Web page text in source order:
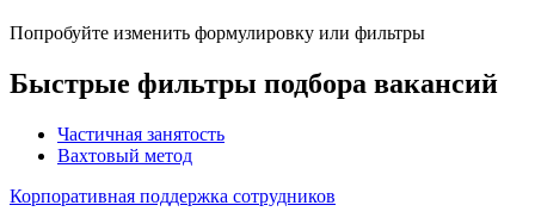
Попробуйте изменить формулировку или фильтры
Быстрые фильтры подбора вакансий
Частичная занятость
Вахтовый метод
Корпоративная поддержка сотрудников